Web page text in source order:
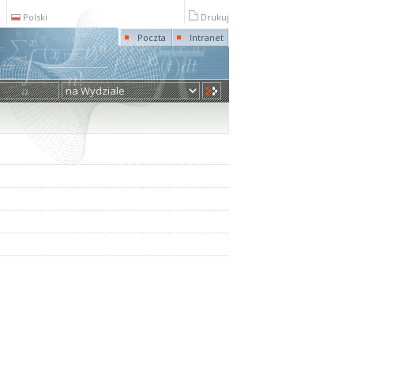
Polski
Drukuj
Poczta
Intranet